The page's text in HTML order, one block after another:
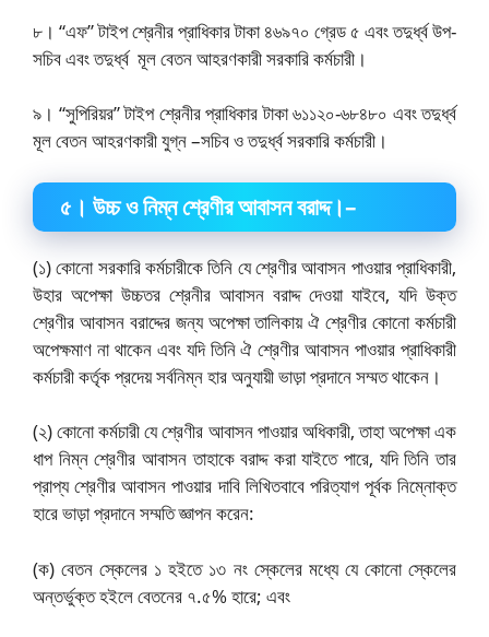
৮। “এফ” টাইপ শ্রেনীর প্রাধিকার টাকা ৪৬৯৭০ গ্রেড ৫ এবং তদুর্ধ্ব উপ-
সচিব এবং তদুর্ধ্ব মূল বেতন আহরণকারী সরকারি কর্মচারী।
৯। “সুপিরিয়র” টাইপ শ্রেনীর প্রাধিকার টাকা ৬১১২০-৬৮৪৮০ এবং তদুর্ধ্ব
মূল বেতন আহরণকারী যুগ্ন –সচিব ও তদুর্ধ্ব সরকারি কর্মচারী।
৫ । উচ্চ ও নিম্ন শ্রেণীর আবাসন বরাদ্দ।–
(১) কোনো সরকারি কর্মচারীকে তিনি যে শ্রেণীর আবাসন পাওয়ার প্রাধিকারী,
উহার অপেক্ষা উচ্চতর শ্রেনীর আবাসন বরাদ্দ দেওয়া যাইবে, যদি উক্ত
শ্রেণীর আবাসন বরাদ্দের জন্য অপেক্ষা তালিকায় ঐ শ্রেণীর কোনো কর্মচারী
অপেক্ষমাণ না থাকেন এবং যদি তিনি ঐ শ্রেণীর আবাসন পাওয়ার প্রাধিকারী
কর্মচারী কর্তৃক প্রদেয় সর্বনিম্ন হার অনুযায়ী ভাড়া প্রদানে সম্মত থাকেন।
(২) কোনো কর্মচারী যে শ্রেণীর আবাসন পাওয়ার অধিকারী, তাহা অপেক্ষা এক
ধাপ নিম্ন শ্রেণীর আবাসন তাহাকে বরাদ্দ করা যাইতে পারে, যদি তিনি তার
প্রাপ্য শ্রেণীর আবাসন পাওয়ার দাবি লিখিতবাবে পরিত্যাগ পূর্বক নিম্নোক্ত
হারে ভাড়া প্রদানে সম্মতি জ্ঞাপন করেন:
(ক) বেতন স্কেলের ১ হইতে ১৩ নং স্কেলের মধ্যে যে কোনো স্কেলের
অন্তর্ভুক্ত হইলে বেতনের ৭.৫% হারে; এবং